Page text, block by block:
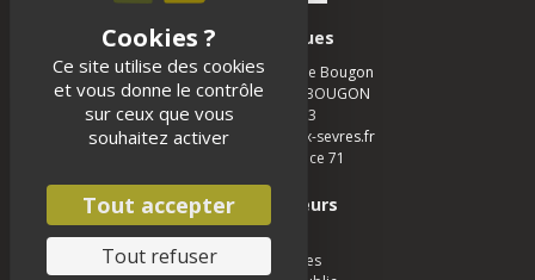
Infos pratiques
Musée des Tumulus de Bougon
La Chapelle - 79 800 BOUGON
05 49 05 12 13
musee-bougon@deux-sevres.fr
Agence 71
Espace visiteurs
Scolaires
Groupe adultes
Ce site utilise des cookies
et vous donne le contrôle
sur ceux que vous
souhaitez activer
Tout accepter
Tout refuser